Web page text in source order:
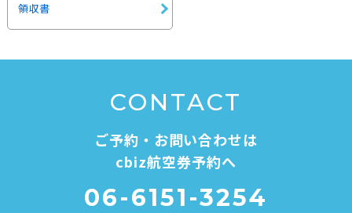
領収書
CONTACT
ご予約・お問い合わせは
cbiz航空券予約へ
06-6151-3254